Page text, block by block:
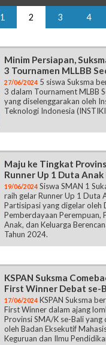
1 2 3 4
Minim Persiapan,
3 Tournamen MLLBB
27/06/2024 5 siswa Suksma
3 dalam Tournament MLBB
yang diselenggarakan oleh
Teknologi Indonesia
Maju ke Tingkat
Runner Up 1 Duta Anak
19/06/2024 Siswa SMAN 1
raih gelar Runner Up 1 Duta
Partisipasi yang digelar oleh
Pemberdayaan Perempuan,
Anak, dan Keluarga
Tahun 2024.
KSPAN Suksma
First Winner Debat se-
17/06/2024 KSPAN Suksma
First Winner dalam ajang
Provinsi SMA/K se-Bali yang
oleh Badan Eksekutif
Keguruan dan Ilmu